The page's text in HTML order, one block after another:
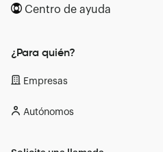
Centro de ayuda
¿Para quién?
Empresas
Autónomos